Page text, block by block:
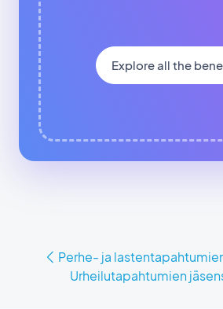
Explore all the
Perhe- ja
Urheilutapahtumien